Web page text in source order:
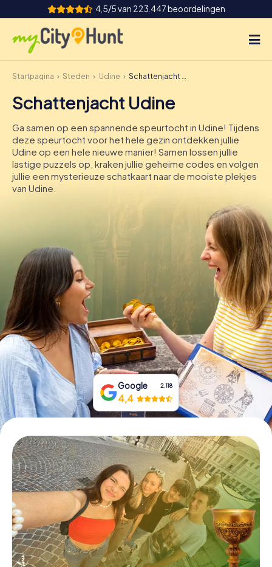
4,5/5 van 223.447 beoordelingen
Hoe het werkt
Steden
Tours
Teamevenement
Tickets
DE
IE
IT
Boek tickets
Koop cadeaubonnen
Startpagina Steden Udine Schattenjacht Udine
Schattenjacht Udine
Ga samen op een spannende speurtocht in Udine! Tijdens
deze speurtocht voor het hele gezin ontdekken jullie
Udine op een hele nieuwe manier! Samen lossen jullie
lastige puzzels op, kraken jullie geheime codes en volgen
jullie een mysterieuze schatkaart naar de mooiste plekjes
van Udine.
Google 2.118
4,4